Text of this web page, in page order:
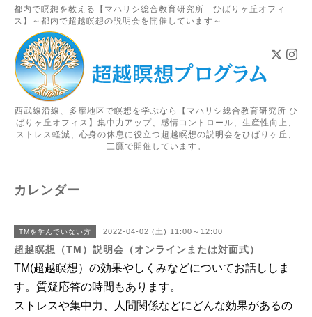
都内で瞑想を教える【マハリシ総合教育研究所 ひばりヶ丘オフィ
ス】～都内で超越瞑想の説明会を開催しています～
西武線沿線、多摩地区で瞑想を学ぶなら【マハリシ総合教育研究所 ひ
ばりヶ丘オフィス】集中力アップ、感情コントロール、生産性向上、
ストレス軽減、心身の休息に役立つ超越瞑想の説明会をひばりヶ丘、
三鷹で開催しています。
カレンダー
TMを学んでいない方 2022-04-02 (土) 11:00～12:00
超越瞑想（TM）説明会（オンラインまたは対面式）
TM(超越瞑想）の効果やしくみなどについてお話ししま
す。 質疑応答の時間もあります。
ストレスや集中力、人間関係などにどんな効果があるの